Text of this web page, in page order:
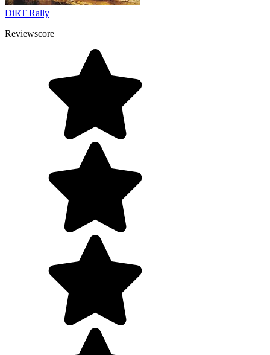
DiRT Rally
Reviewscore